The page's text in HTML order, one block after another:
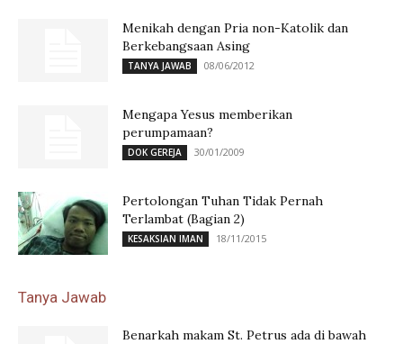
Menikah dengan Pria non-Katolik dan
Berkebangsaan Asing
TANYA JAWAB 08/06/2012
Mengapa Yesus memberikan
perumpamaan?
DOK GEREJA 30/01/2009
Pertolongan Tuhan Tidak Pernah
Terlambat (Bagian 2)
KESAKSIAN IMAN 18/11/2015
Tanya Jawab
Benarkah makam St. Petrus ada di bawah